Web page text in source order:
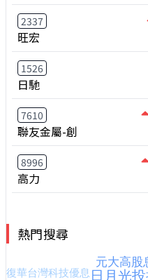
2337
旺宏
1526
日馳
7610
聯友金屬-創
8996
高力
熱門搜尋